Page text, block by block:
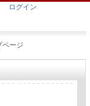
ログイン
ページ